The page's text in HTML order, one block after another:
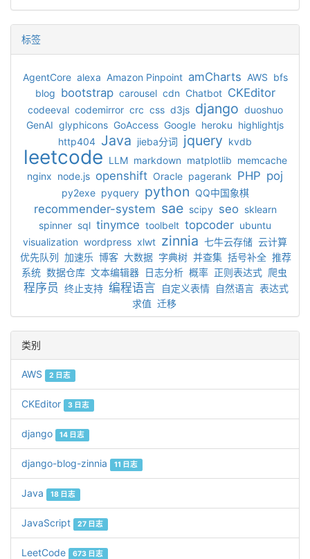
标签
AgentCore alexa Amazon Pinpoint amCharts AWS bfs
blog bootstrap carousel cdn Chatbot CKEditor
codeeval codemirror crc css d3js django duoshuo
GenAI glyphicons GoAccess Google heroku highlightjs
http404 Java jieba分词 jquery kvdb
leetcode LLM markdown matplotlib memcache
nginx node.js openshift Oracle pagerank PHP poj
py2exe pyquery python QQ中国象棋
recommender-system sae scipy seo sklearn
spinner sql tinymce toolbelt topcoder ubuntu
visualization wordpress xlwt zinnia 七牛云存储 云计算
优先队列 加速乐 博客 大数据 字典树 并查集 括号补全 推荐
系统 数据仓库 文本编辑器 日志分析 概率 正则表达式 爬虫
程序员 终止支持 编程语言 自定义表情 自然语言 表达式
求值 迁移
类别
AWS 2 日志
CKEditor 3 日志
django 14 日志
django-blog-zinnia 11 日志
Java 18 日志
JavaScript 27 日志
LeetCode 673 日志